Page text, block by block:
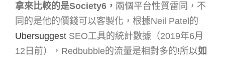
拿來比較的是Society6 ， 兩個平台性質雷同，不
同的是他的價錢可以客製化， 根據Neil Patel的
Ubersuggest SEO工具的統計數據（2019年6月
12日前），Redbubble的流量是相對多的!所以如